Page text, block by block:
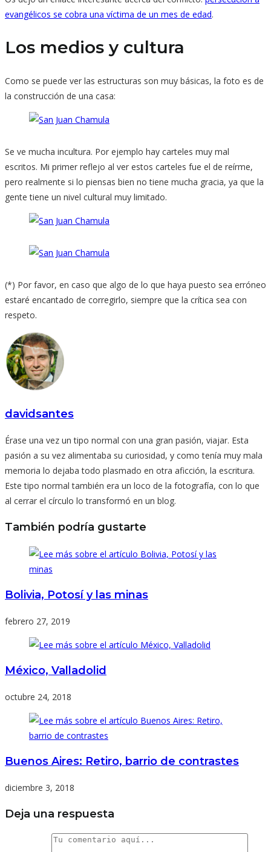
evangélicos se cobra una víctima de un mes de edad.
Los medios y cultura
Como se puede ver las estructuras son muy básicas, la foto es de
la construcción de una casa:
Se ve mucha incultura. Por ejemplo hay carteles muy mal
escritos. Mi primer reflejo al ver estos carteles fue el de reírme,
pero realmente si lo piensas bien no tiene mucha gracia, ya que la
gente tiene un nivel cultural muy limitado.
(*) Por favor, en caso que algo de lo que haya puesto sea erróneo
estaré encantado de corregirlo, siempre que la crítica sea con
respeto.
davidsantes
Érase una vez un tipo normal con una gran pasión, viajar. Esta
pasión a su vez alimentaba su curiosidad, y como tenía muy mala
memoria lo dejaba todo plasmado en otra aficción, la escritura.
Este tipo normal también era un loco de la fotografía, con lo que
al cerrar el círculo lo transformó en un blog.
También podría gustarte
Bolivia, Potosí y las minas
febrero 27, 2019
México, Valladolid
octubre 24, 2018
Buenos Aires: Retiro, barrio de contrastes
diciembre 3, 2018
Deja una respuesta